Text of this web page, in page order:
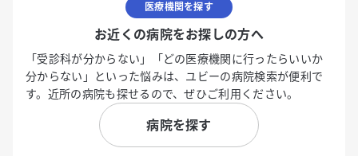
医療機関を探す
お近くの病院をお探しの方へ
「受診科が分からない」「どの医療機関に行ったらいいか
分からない」といった悩みは、ユビーの病院検索が便利で
す。近所の病院も探せるので、ぜひご利用ください。
病院を探す